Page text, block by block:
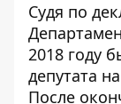
Судя по
2018 году
депутата на
После